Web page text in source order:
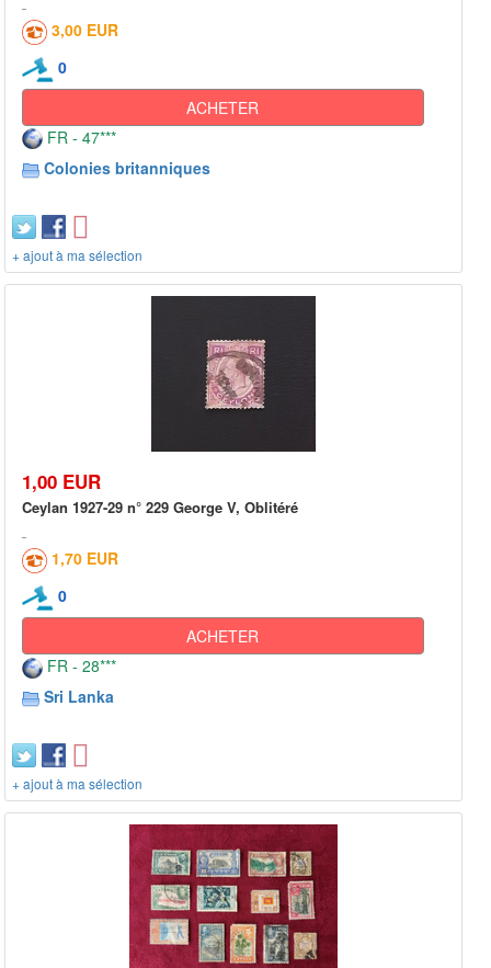
3,00 EUR
0
ACHETER
FR - 47***
Colonies britanniques
+ ajout à ma sélection
1,00 EUR
Ceylan 1927-29 n° 229 George V, Oblitéré
1,70 EUR
0
ACHETER
FR - 28***
Sri Lanka
+ ajout à ma sélection